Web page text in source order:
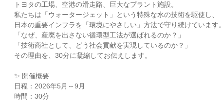
トヨタの工場、空港の滑走路、巨大なプラント施設。
私たちは「ウォータージェット」という特殊な水の技術を駆使し、
日本の重要インフラを「環境にやさしい」方法で守り続けています。
「なぜ、産廃を出さない循環型工法が選ばれるのか？」
「技術商社として、どう社会貢献を実現しているのか？」
その理由を、30分に凝縮してお伝えします。
✨ 開催概要
日程：2026年5月～9月
時間：30分